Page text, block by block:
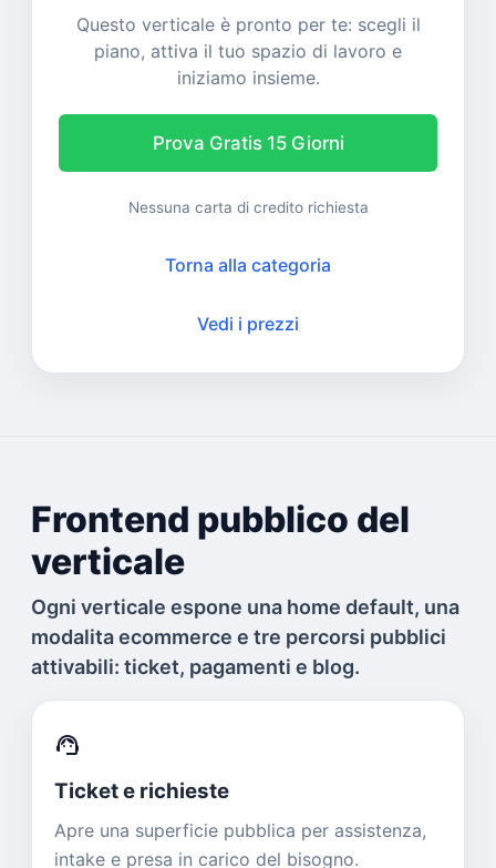
Questo verticale è pronto per te: scegli il
piano, attiva il tuo spazio di lavoro e
iniziamo insieme.
Prova Gratis 15 Giorni
Nessuna carta di credito richiesta
Torna alla categoria
Vedi i prezzi
Frontend pubblico del
verticale
Ogni verticale espone una home default, una
modalita ecommerce e tre percorsi pubblici
attivabili: ticket, pagamenti e blog.
support_agent
Ticket e richieste
Apre una superficie pubblica per assistenza,
intake e presa in carico del bisogno.